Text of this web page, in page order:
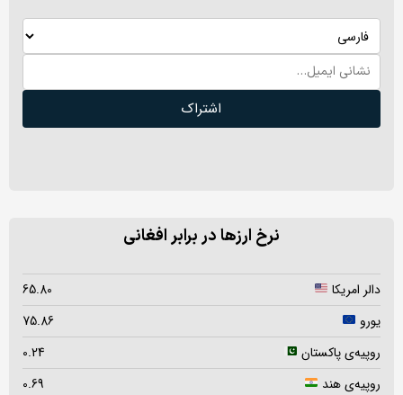
اشتراک
نرخ ارزها در برابر افغانی
دالر امریکا
65.80
یورو
75.86
روپیه‌ی پاکستان
0.24
روپیه‌ی هند
0.69